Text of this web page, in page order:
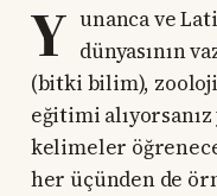
Y unanca ve
dünyasının
(bitki bilim),
eğitimi
kelimeler
her üçünden de